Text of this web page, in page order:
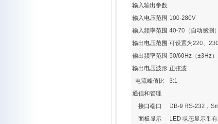
输入输出参数
输入电压范围 100-280V
输入频率范围 40-70（自动感测
输出电压范围 可设置为220、
输出频率范围 50/60Hz（±3Hz
输出电压波形 正弦波
电流峰值比
3:1
通信和管理
接口端口
DB-9 RS-232，
面板显示
LED 状态显示带有